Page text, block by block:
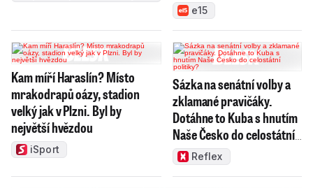
e15
Kam míří Haraslín? Místo
mrakodrapů oázy, stadion
velký jak v Plzni. Byl by
největší hvězdou
iSport
Sázka na senátní volby a
zklamané pravičáky.
Dotáhne to Kuba s hnutím
Naše Česko do celostátní
politiky?
Reflex